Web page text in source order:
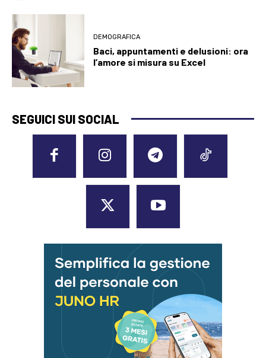
DEMOGRAFICA
Baci, appuntamenti e delusioni: ora
l’amore si misura su Excel
SEGUICI SUI SOCIAL